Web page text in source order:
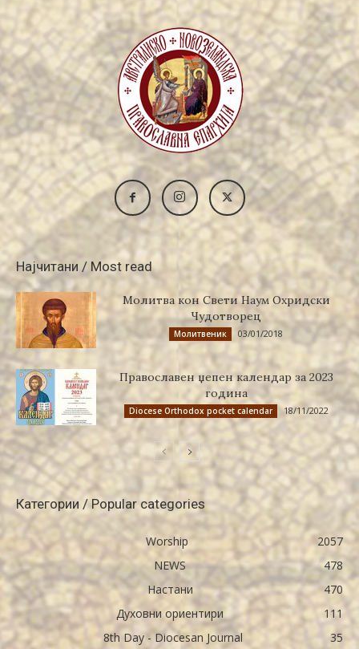
Најчитани / Most read
Молитва кон Свети Наум Охридски
Чудотворец
Молитвеник 03/01/2018
Православен џепен календар за 2023
година
Diocese Orthodox pocket calendar 18/11/2022
Категории / Popular categories
Worship
2057
NEWS
478
Настани
470
Духовни ориентири
111
8th Day - Diocesan Journal
35